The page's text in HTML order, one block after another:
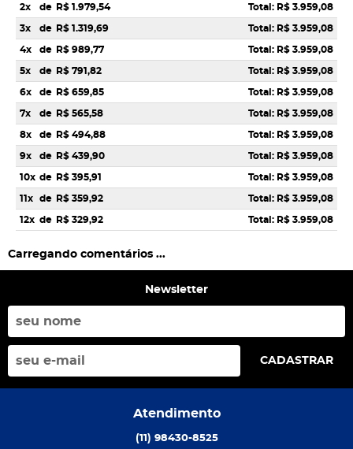
2x de R$ 1.979,54 Total: R$ 3.959,08
3x de R$ 1.319,69 Total: R$ 3.959,08
4x de R$ 989,77 Total: R$ 3.959,08
5x de R$ 791,82 Total: R$ 3.959,08
6x de R$ 659,85 Total: R$ 3.959,08
7x de R$ 565,58 Total: R$ 3.959,08
8x de R$ 494,88 Total: R$ 3.959,08
9x de R$ 439,90 Total: R$ 3.959,08
10x de R$ 395,91 Total: R$ 3.959,08
11x de R$ 359,92 Total: R$ 3.959,08
12x de R$ 329,92 Total: R$ 3.959,08
Carregando comentários ...
Newsletter
CADASTRAR
Atendimento
(11) 98430-8525